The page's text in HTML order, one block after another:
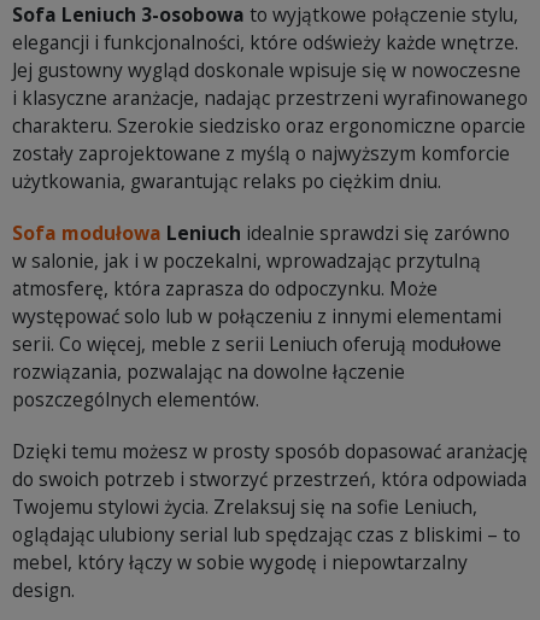
Sofa Leniuch 3-osobowa to wyjątkowe połączenie stylu,
elegancji i funkcjonalności, które odświeży każde wnętrze.
Jej gustowny wygląd doskonale wpisuje się w nowoczesne
i klasyczne aranżacje, nadając przestrzeni wyrafinowanego
charakteru. Szerokie siedzisko oraz ergonomiczne oparcie
zostały zaprojektowane z myślą o najwyższym komforcie
użytkowania, gwarantując relaks po ciężkim dniu.
Sofa modułowa Leniuch idealnie sprawdzi się zarówno
w salonie, jak i w poczekalni, wprowadzając przytulną
atmosferę, która zaprasza do odpoczynku. Może
występować solo lub w połączeniu z innymi elementami
serii. Co więcej, meble z serii Leniuch oferują modułowe
rozwiązania, pozwalając na dowolne łączenie
poszczególnych elementów.
Dzięki temu możesz w prosty sposób dopasować aranżację
do swoich potrzeb i stworzyć przestrzeń, która odpowiada
Twojemu stylowi życia. Zrelaksuj się na sofie Leniuch,
oglądając ulubiony serial lub spędzając czas z bliskimi – to
mebel, który łączy w sobie wygodę i niepowtarzalny
design.